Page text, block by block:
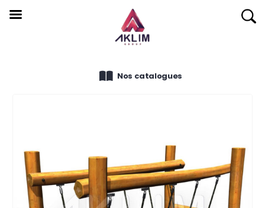
Nos catalogues